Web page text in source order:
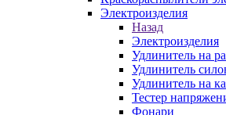
Электроизделия
Назад
Электроизделия
Удлинитель на
Удлинитель
Удлинитель на
Тестер
Фонари